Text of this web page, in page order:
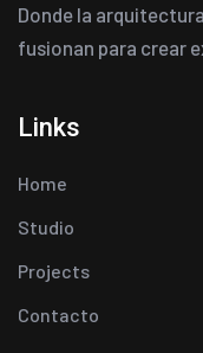
Donde la
fusionan para crear
Links
Home
Studio
Projects
Contacto